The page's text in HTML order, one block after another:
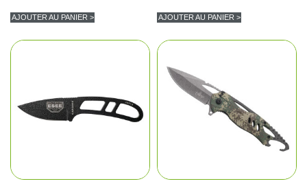
AJOUTER AU PANIER > AJOUTER AU PANIER >